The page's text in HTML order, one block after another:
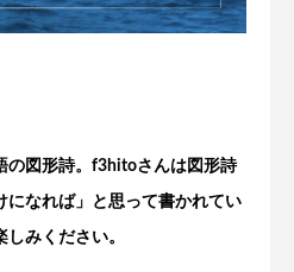
の図形詩。f3hitoさんは図形詩
になれば」と思って書かれてい
みください。